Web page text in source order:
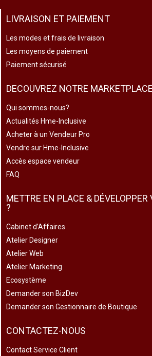
LIVRAISON ET PAIEMENT
Les modes et frais de livraison
Les moyens de paiement
Paiement sécurisé
DECOUVREZ NOTRE MARKETPLACE
Qui sommes-nous?
Actualités Hme-Inclusive
Acheter à un Vendeur Pro
Vendre sur Hme-Inclusive
Accès espace vendeur
FAQ
METTRE EN PLACE & DÉVELOPPER
?
Cabinet d’Affaires
Atelier Designer
Atelier Web
Atelier Marketing
Ecosystème
Demander son BizDev
Demander son Gestionnaire de Boutique
CONTACTEZ-NOUS
Contact Service Client